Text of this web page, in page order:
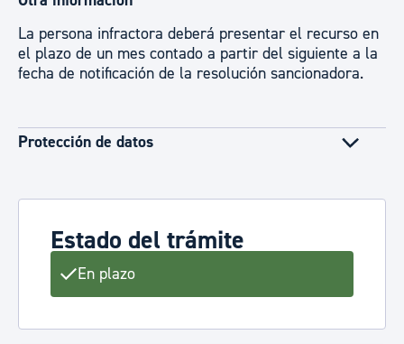
La persona infractora deberá presentar el recurso en
el plazo de un mes contado a partir del siguiente a la
fecha de notificación de la resolución sancionadora.
Protección de datos
Estado del trámite
En plazo